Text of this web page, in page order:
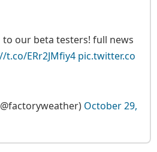
to our beta testers! full news
t.co/ERr2JMfiy4 pic.twitter.co
October 29,